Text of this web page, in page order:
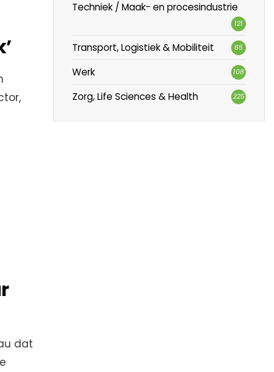
dat
Techniek / Maak- en procesindustrie
121
Transport, Logistiek & Mobiliteit 65
Werk 108
Zorg, Life Sciences & Health 225